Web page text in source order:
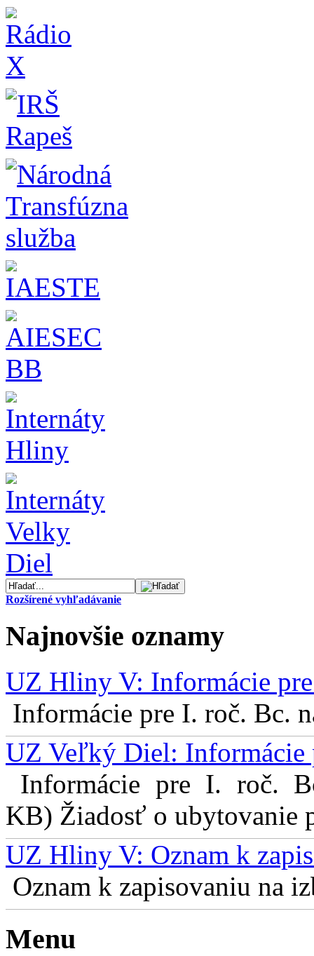
Rozšírené vyhľadávanie
Najnovšie oznamy
UZ Hliny V: Informácie
Informácie pre I. roč. Bc.
UZ Veľký Diel: Informácie
Informácie pre I. roč.
KB) Žiadosť o ubytovanie
UZ Hliny V: Oznam k
Oznam k zapisovaniu na
Menu